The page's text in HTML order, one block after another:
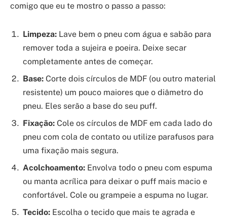
comigo que eu te mostro o passo a passo:
Limpeza: Lave bem o pneu com água e sabão para
remover toda a sujeira e poeira. Deixe secar
completamente antes de começar.
Base: Corte dois círculos de MDF (ou outro material
resistente) um pouco maiores que o diâmetro do
pneu. Eles serão a base do seu puff.
Fixação: Cole os círculos de MDF em cada lado do
pneu com cola de contato ou utilize parafusos para
uma fixação mais segura.
Acolchoamento: Envolva todo o pneu com espuma
ou manta acrílica para deixar o puff mais macio e
confortável. Cole ou grampeie a espuma no lugar.
Tecido: Escolha o tecido que mais te agrada e